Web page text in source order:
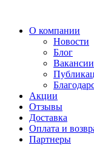
О компании
Новости
Блог
Вакансии
Акции
Отзывы
Доставка
Оплата и
Партнеры